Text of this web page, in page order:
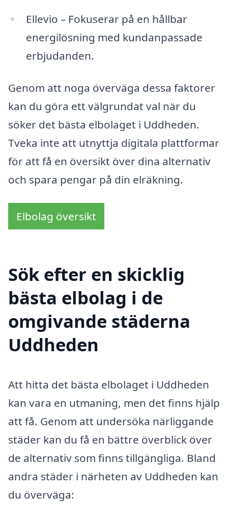
Ellevio – Fokuserar på en hållbar
energilösning med kundanpassade
erbjudanden.
Genom att noga överväga dessa faktorer
kan du göra ett välgrundat val när du
söker det bästa elbolaget i Uddheden.
Tveka inte att utnyttja digitala plattformar
för att få en översikt över dina alternativ
och spara pengar på din elräkning.
Elbolag översikt
Sök efter en skicklig
bästa elbolag i de
omgivande städerna
Uddheden
Att hitta det bästa elbolaget i Uddheden
kan vara en utmaning, men det finns hjälp
att få. Genom att undersöka närliggande
städer kan du få en bättre överblick över
de alternativ som finns tillgängliga. Bland
andra städer i närheten av Uddheden kan
du överväga: